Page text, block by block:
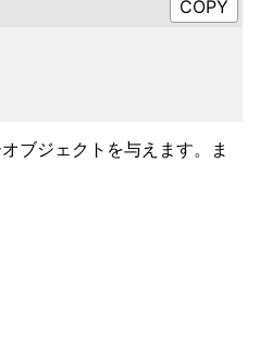
ブジェクトを与えます。ま